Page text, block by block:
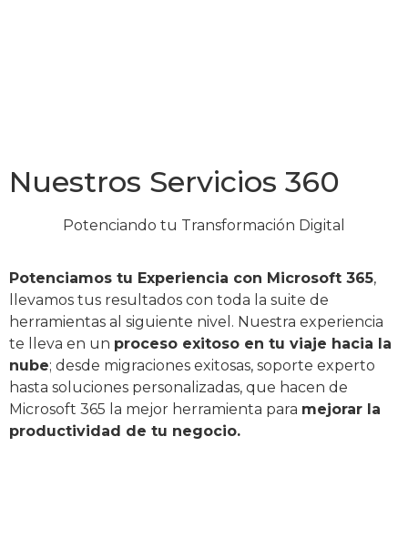
Nuestros Servicios 360
Potenciando tu Transformación Digital
Potenciamos tu Experiencia con Microsoft 365,
llevamos tus resultados con toda la suite de
herramientas al siguiente nivel. Nuestra experiencia
te lleva en un proceso exitoso en tu viaje hacia la
nube; desde migraciones exitosas, soporte experto
hasta soluciones personalizadas, que hacen de
Microsoft 365 la mejor herramienta para mejorar la
productividad de tu negocio.